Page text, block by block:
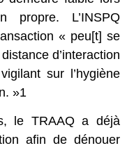
propre. L’INSPQ
« peu[t] se
d’interaction
sur l’hygiène
»1
le TRAAQ a déjà
afin de dénouer